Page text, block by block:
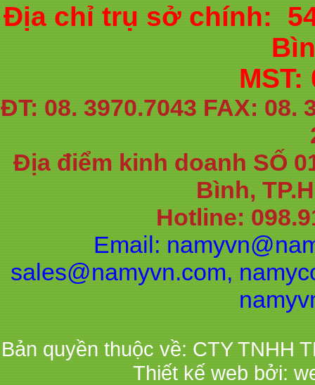
Địa chỉ trụ sở chính:
MST:
ĐT: 08. 3970.7043 FAX: 08.
Địa điểm kinh doanh SỐ
Bình,
Hotline:
Email:
sales@namyvn.com,
Bản quyền thuộc về: CTY TNHH
Thiết kế web bởi: